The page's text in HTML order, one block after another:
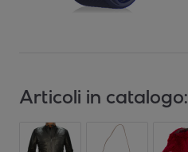
Articoli in catalogo: